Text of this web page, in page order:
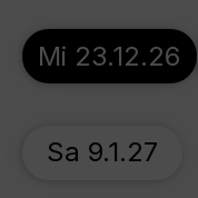
Mi 23.12.26
Sa 9.1.27